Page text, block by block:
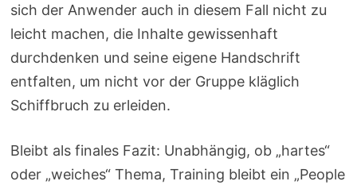
sich der Anwender auch in diesem Fall nicht zu
leicht machen, die Inhalte gewissenhaft
durchdenken und seine eigene Handschrift
entfalten, um nicht vor der Gruppe kläglich
Schiffbruch zu erleiden.
Bleibt als finales Fazit: Unabhängig, ob „hartes“
oder „weiches“ Thema, Training bleibt ein „People